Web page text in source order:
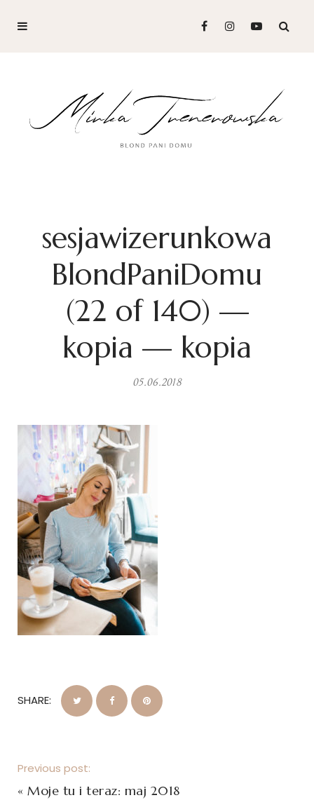
sesjawizerunkowa
BlondPaniDomu
(22 of 140) —
kopia — kopia
05.06.2018
SHARE:
Previous post:
« Moje tu i teraz: maj 2018